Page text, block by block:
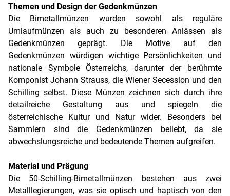
Themen und Design der Gedenkmünzen
Die Bimetallmünzen wurden sowohl als reguläre
Umlaufmünzen als auch zu besonderen Anlässen als
Gedenkmünzen geprägt. Die Motive auf den
Gedenkmünzen würdigen wichtige Persönlichkeiten und
nationale Symbole Österreichs, darunter der berühmte
Komponist Johann Strauss, die Wiener Secession und den
Schilling selbst. Diese Münzen zeichnen sich durch ihre
detailreiche Gestaltung aus und spiegeln die
österreichische Kultur und Natur wider. Besonders bei
Sammlern sind die Gedenkmünzen beliebt, da sie
abwechslungsreiche und bedeutende Themen aufgreifen.
Material und Prägung
Die 50-Schilling-Bimetallmünzen bestehen aus zwei
Metalllegierungen, was sie optisch und haptisch von den